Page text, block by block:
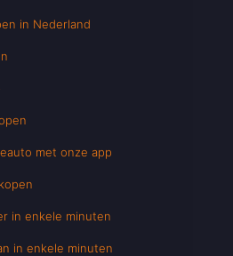
in Nederland
met onze app
in enkele minuten
in enkele minuten